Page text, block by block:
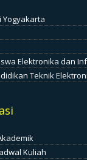
Yogyakarta
Elektronika dan
Teknik
Kuliah